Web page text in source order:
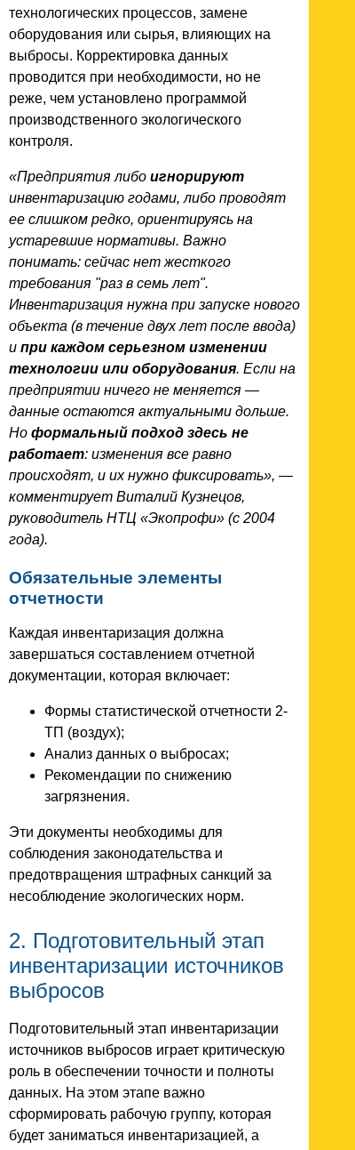
технологических процессов, замене
оборудования или сырья, влияющих на
выбросы. Корректировка данных
проводится при необходимости, но не
реже, чем установлено программой
производственного экологического
контроля.
«Предприятия либо игнорируют
инвентаризацию годами, либо проводят
ее слишком редко, ориентируясь на
устаревшие нормативы. Важно
понимать: сейчас нет жесткого
требования "раз в семь лет".
Инвентаризация нужна при запуске нового
объекта (в течение двух лет после ввода)
и при каждом серьезном изменении
технологии или оборудования. Если на
предприятии ничего не меняется —
данные остаются актуальными дольше.
Но формальный подход здесь не
работает: изменения все равно
происходят, и их нужно фиксировать», —
комментирует Виталий Кузнецов,
руководитель НТЦ «Экопрофи» (с 2004
года).
Обязательные элементы
отчетности
Каждая инвентаризация должна
завершаться составлением отчетной
документации, которая включает:
Формы статистической отчетности 2-
ТП (воздух);
Анализ данных о выбросах;
Рекомендации по снижению
загрязнения.
Эти документы необходимы для
соблюдения законодательства и
предотвращения штрафных санкций за
несоблюдение экологических норм.
2. Подготовительный этап
инвентаризации источников
выбросов
Подготовительный этап инвентаризации
источников выбросов играет критическую
роль в обеспечении точности и полноты
данных. На этом этапе важно
сформировать рабочую группу, которая
будет заниматься инвентаризацией, а